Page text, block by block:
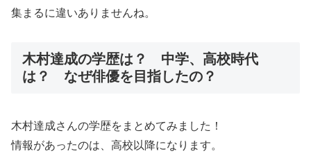
集まるに違いありませんね。
木村達成の学歴は？ 中学、高校時代
は？ なぜ俳優を目指したの？
木村達成さんの学歴をまとめてみました！
情報があったのは、高校以降になります。